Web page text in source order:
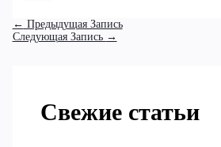
← Предыдущая Запись
Следующая Запись →
Свежие статьи